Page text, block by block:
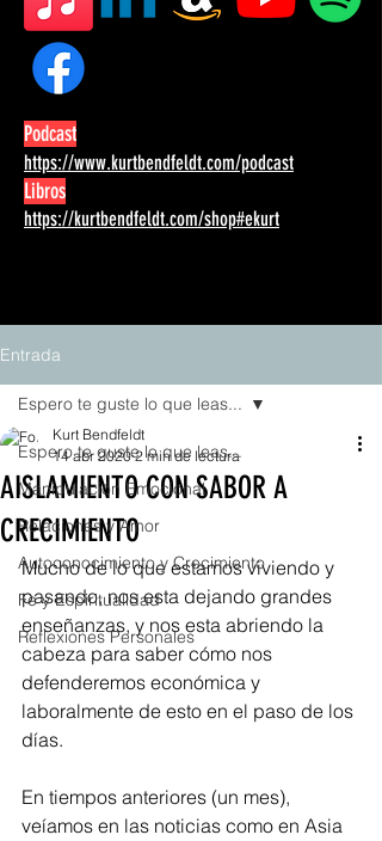
Podcast
https://www.kurtbendfeldt.com/podcast
Libros
https://kurtbendfeldt.com/shop#ekurt
Entrada
Espero te guste lo que leas...
Manipulación Emocional
Relaciones y Amor
Autoconocimiento y Crecimiento
Fe y Espiritualidad
Reflexiones Personales
Espero te guste lo que leas...
AISLAMIENTO CON SABOR A
CRECIMIENTO
Kurt Bendfeldt
14 abr 2020 2 min de lectura
Mucho de lo que estamos viviendo y
pasando, nos esta dejando grandes
enseñanzas, y nos esta abriendo la
cabeza para saber cómo nos
defenderemos económica y
laboralmente de esto en el paso de los
días.
En tiempos anteriores (un mes),
veíamos en las noticias como en Asia